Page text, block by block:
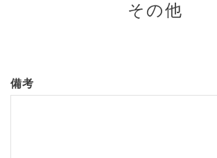
その他
備考